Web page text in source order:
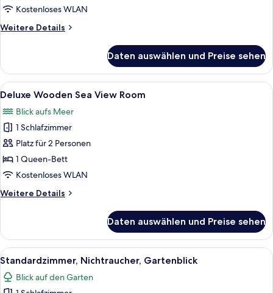
Kostenloses WLAN
Weitere Details
Weitere
Zelt
Daten auswählen und Preise sehen
Alle
Fotos
für
Deluxe
Wooden
Sea
View
anzeigen
Eine Holzjagdhaus mit Veranda,
6
Deluxe Wooden Sea View Room
Blick aufs Meer
1 Schlafzimmer
Platz für 2 Personen
1 Queen-Bett
Kostenloses WLAN
Weitere Details
Weitere
Wooden
Sea
View
Room
Daten auswählen und Preise sehen
Alle
Fotos
für
Standardzimmer, Nichtraucher,
6
Standardzimmer, Nichtraucher, Gartenblick
Blick auf den Garten